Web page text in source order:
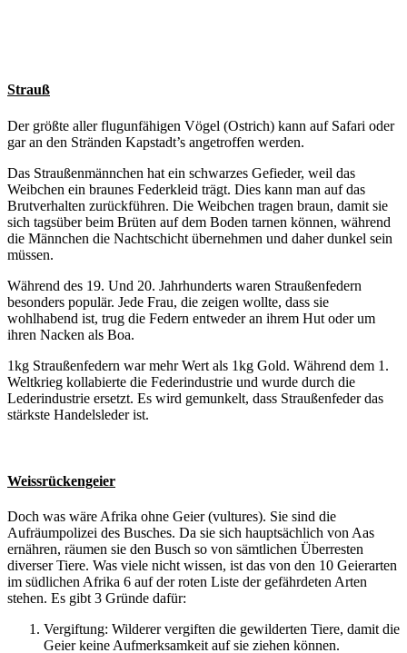
Strauß
Der größte aller flugunfähigen Vögel (Ostrich) kann auf Safari oder
gar an den Stränden Kapstadt’s angetroffen werden.
Das Straußenmännchen hat ein schwarzes Gefieder, weil das
Weibchen ein braunes Federkleid trägt. Dies kann man auf das
Brutverhalten zurückführen. Die Weibchen tragen braun, damit sie
sich tagsüber beim Brüten auf dem Boden tarnen können, während
die Männchen die Nachtschicht übernehmen und daher dunkel sein
müssen.
Während des 19. Und 20. Jahrhunderts waren Straußenfedern
besonders populär. Jede Frau, die zeigen wollte, dass sie
wohlhabend ist, trug die Federn entweder an ihrem Hut oder um
ihren Nacken als Boa.
1kg Straußenfedern war mehr Wert als 1kg Gold. Während dem 1.
Weltkrieg kollabierte die Federindustrie und wurde durch die
Lederindustrie ersetzt. Es wird gemunkelt, dass Straußenfeder das
stärkste Handelsleder ist.
Weissrückengeier
Doch was wäre Afrika ohne Geier (vultures). Sie sind die
Aufräumpolizei des Busches. Da sie sich hauptsächlich von Aas
ernähren, räumen sie den Busch so von sämtlichen Überresten
diverser Tiere. Was viele nicht wissen, ist das von den 10 Geierarten
im südlichen Afrika 6 auf der roten Liste der gefährdeten Arten
stehen. Es gibt 3 Gründe dafür:
Vergiftung: Wilderer vergiften die gewilderten Tiere, damit die
Geier keine Aufmerksamkeit auf sie ziehen können.